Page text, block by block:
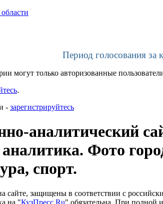
Период голосования за
могут только авторизованные
.
- зарегистрируйтесь
аналитический
Фото
спорт.
сайте, защищены в соответствии с
на "КузПресс.Ru" обязательна. При полной